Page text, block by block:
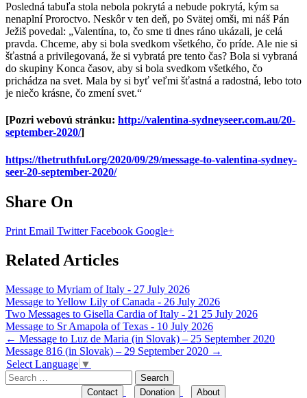
Posledná tabuľa stola nebola pokrytá a nebude pokrytá, kým sa
nenaplní Proroctvo. Neskôr v ten deň, po Svätej omši, mi náš Pán
Ježiš povedal: „Valentína, to, čo sme ti dnes ráno ukázali, je celá
pravda. Chceme, aby si bola svedkom všetkého, čo príde. Ale nie si
šťastná a privilegovaná, že si vybratá pre tento čas? Bola si vybraná
do skupiny Konca časov, aby si bola svedkom všetkého, čo
prichádza na svet. Mala by si byť veľmi šťastná a radostná, lebo toto
je niečo krásne, čo zmení svet.“
[Pozri webovú stránku: http://valentina-sydneyseer.com.au/20-
september-2020/]
https://thetruthful.org/2020/09/29/message-to-valentina-sydney-
seer-20-september-2020/
Share On
Print Email TwitterFacebook Google+
Related Articles
Message to Myriam of Italy - 27 July 2026
Message to Yellow Lily of Canada - 26 July 2026
Two Messages to Gisella Cardia of Italy - 21 25 July 2026
Message to Sr Amapola of Texas - 10 July 2026
Post
navigation
← Message to Luz de Maria (in Slovak) – 25 September 2020
Message 816 (in Slovak) – 29 September 2020 →
Select Language ▼
Search
for:
Contact Donation About